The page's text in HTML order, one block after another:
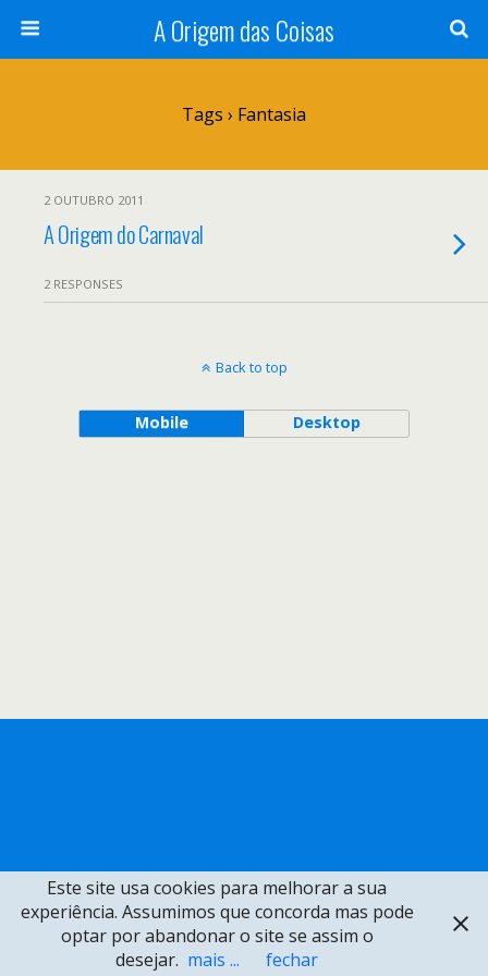
A Origem das Coisas
Tags › Fantasia
2 OUTUBRO 2011
A Origem do Carnaval
2 RESPONSES
Back to top
Mobile Desktop
Este site usa cookies para melhorar a sua
experiência. Assumimos que concorda mas pode
optar por abandonar o site se assim o
desejar. mais ... fechar